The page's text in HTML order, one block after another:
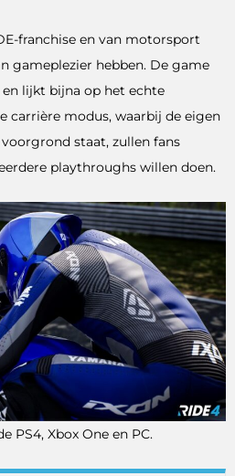
franchise en van motorsport
gameplezier hebben. De game
lijkt bijna op het echte
carrière modus, waarbij de eigen
staat, zullen fans
playthroughs willen doen.
PS4, Xbox One en PC.